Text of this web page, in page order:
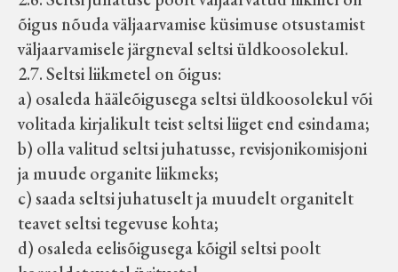
õigus nõuda väljaarvamise küsimuse otsustamist
väljaarvamisele järgneval seltsi üldkoosolekul.
2.7. Seltsi liikmetel on õigus:
a) osaleda hääleõigusega seltsi üldkoosolekul või
volitada kirjalikult teist seltsi liiget end esindama;
b) olla valitud seltsi juhatusse, revisjonikomisjoni
ja muude organite liikmeks;
c) saada seltsi juhatuselt ja muudelt organitelt
teavet seltsi tegevuse kohta;
d) osaleda eelisõigusega kõigil seltsi poolt